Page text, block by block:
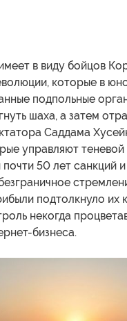
в виду бойцов
которые в
подпольные
шаха, а затем
Саддама
управляют
50 лет санкций
подтолкнуло их
некогда
бизнеса.